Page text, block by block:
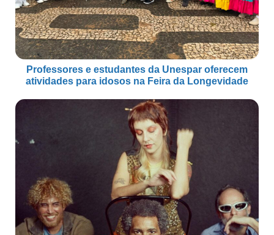
Professores e estudantes da Unespar oferecem
atividades para idosos na Feira da Longevidade